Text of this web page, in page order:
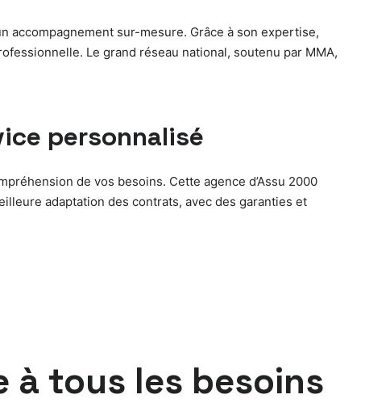
accompagnement sur-mesure. Grâce à son expertise,
Le grand réseau national, soutenu par MMA,
personnalisé
de vos besoins. Cette agence d’Assu 2000
adaptation des contrats, avec des garanties et
à tous les besoins